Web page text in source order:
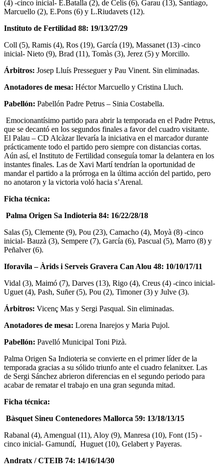
(4) -cinco inicial- E.Batalla (2), de Celis (6), Garau (13), Santiago,
Marcuello (2), E.Pons (6) y L.Riudavets (12).
Instituto de Fertilidad 88: 19/13/27/29
Coll (5), Ramis (4), Ros (19), García (19), Massanet (13) -cinco
inicial- Nieto (9), Brad (11), Tomàs (3), Jerez (5) y Morcillo.
Árbitros: Josep Lluís Presseguer y Pau Vinent. Sin eliminadas.
Anotadores de mesa: Héctor Marcuello y Cristina Lluch.
Pabellón: Pabellón Padre Petrus – Sinia Costabella.
Emocionantísimo partido para abrir la temporada en el Padre Petrus,
que se decantó en los segundos finales a favor del cuadro visitante.
El Palau – CD Alcàzar llevaría la iniciativa en el marcador durante
prácticamente todo el partido pero siempre con distancias cortas.
Aún así, el Instituto de Fertilidad conseguía tomar la delantera en los
instantes finales. Las de Xavi Martí tendrían la oportunidad de
mandar el partido a la prórroga en la última acción del partido, pero
no anotaron y la victoria voló hacia s’Arenal.
Ficha técnica:
Palma Origen Sa Indioteria 84: 16/22/28/18
Salas (5), Clemente (9), Pou (23), Camacho (4), Moyà (8) -cinco
inicial- Bauzà (3), Sempere (7), García (6), Pascual (5), Marro (8) y
Peñalver (6).
Iforavila – Àrids i Serveis Gravera Can Alou 48: 10/10/17/11
Vidal (3), Maimó (7), Darves (13), Rigo (4), Creus (4) -cinco inicial-
Uguet (4), Pash, Suñer (5), Pou (2), Timoner (3) y Julve (3).
Árbitros: Vicenç Mas y Sergi Pasqual. Sin eliminadas.
Anotadores de mesa: Lorena Inarejos y Maria Pujol.
Pabellón: Pavelló Municipal Toni Pizà.
Palma Origen Sa Indioteria se convierte en el primer líder de la
temporada gracias a su sólido triunfo ante el cuadro felanitxer. Las
de Sergi Sánchez abrieron diferencias en el segundo periodo para
acabar de rematar el trabajo en una gran segunda mitad.
Ficha técnica:
Bàsquet Sineu Contenedores Mallorca 59: 13/18/13/15
Rabanal (4), Amengual (11), Aloy (9), Manresa (10), Font (15) -
cinco inicial- Gamundí, Huguet (10), Gelabert y Payeras.
Andratx / CTEIB 74: 14/16/14/30